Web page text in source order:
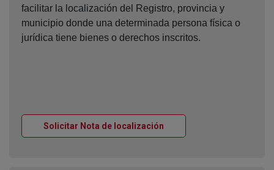
facilitar la localización del Registro, provincia y
municipio donde una determinada persona física o
jurídica tiene bienes o derechos inscritos.
Solicitar Nota de localización